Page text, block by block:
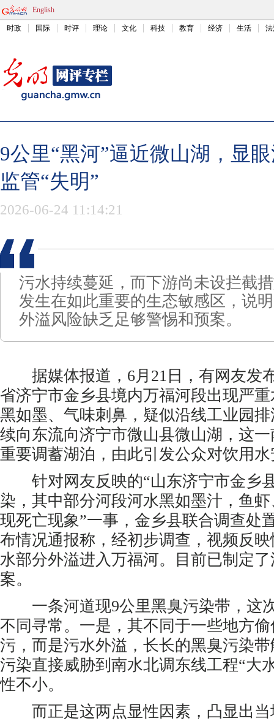
English
时政 国际 时评 理论 文化 科技 教育 经济 生活
9公里“黑河”逼近微山湖，显
监管“失明”
2026-06-24 11:14:21
污水持续蔓延，而下游尚未设拦截
发生在如此重要的生态敏感区，说
外溢风险缺乏足够警惕和预案。
据媒体报道，6月21日，有网友发
省济宁市金乡县境内万福河段出现严
黑如墨、气味刺鼻，疑似沿线工业园
续向东流向济宁市微山县微山湖，这
重要调蓄湖泊，由此引发公众对饮用
针对网友反映的“山东济宁市金乡
染，其中部分河段河水黑如墨汁，鱼
现死亡现象”一事，金乡县联合调查处
布情况通报称，经初步调查，视频反
水部分外溢进入万福河。目前已制定
案。
一条河道现9公里黑臭污染带，这
不同寻常。一是，其不同于一些地方
污，而是污水外溢，长长的黑臭污染
污染直接威胁到南水北调东线工程“大
性不小。
而正是这两点显性因素，凸显出当